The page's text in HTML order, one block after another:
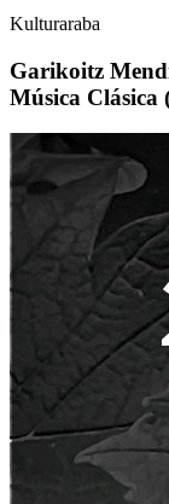
Kulturaraba
Garikoitz
Música